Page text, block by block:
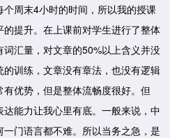
周末4小时的时间，所以我的授课
提升。在上课前对学生进行了整体
汇量，对文章的50%以上含义并没
训练，文章没有章法，也没有逻辑
优势，但是整体流畅度很好。但
能力让我心里有底。一般来说，中
门语言都不难。所以当务之急，是